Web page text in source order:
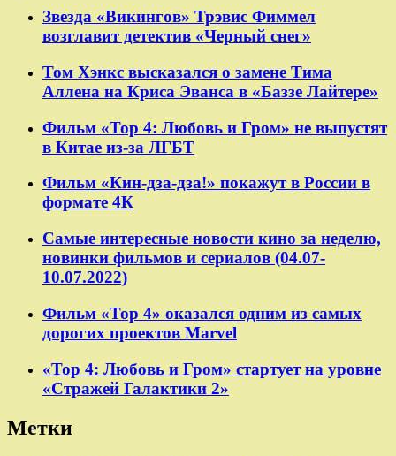
Звезда «Викингов» Трэвис Фиммел
возглавит детектив «Черный снег»
Том Хэнкс высказался о замене Тима
Аллена на Криса Эванса в «Баззе Лайтере»
Фильм «Тор 4: Любовь и Гром» не выпустят
в Китае из-за ЛГБТ
Фильм «Кин-дза-дза!» покажут в России в
формате 4К
Самые интересные новости кино за неделю,
новинки фильмов и сериалов (04.07-
10.07.2022)
Фильм «Тор 4» оказался одним из самых
дорогих проектов Marvel
«Тор 4: Любовь и Гром» стартует на уровне
«Стражей Галактики 2»
Метки